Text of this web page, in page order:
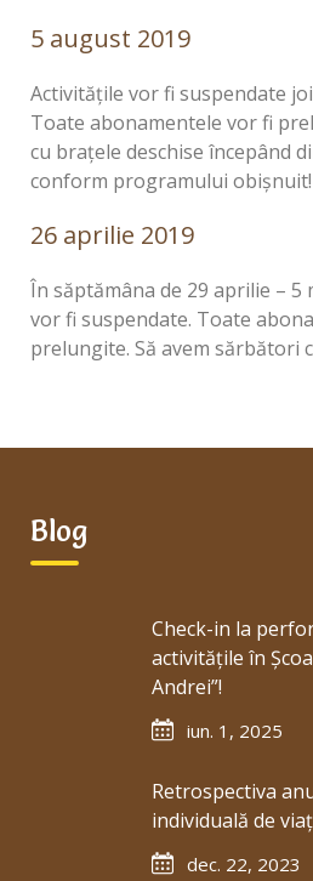
5 august 2019
Activitățile vor fi suspendate
Toate abonamentele vor fi
cu brațele deschise începând
conform programului obișnuit!
26 aprilie 2019
În săptămâna de 29 aprilie – 5
vor fi suspendate. Toate
prelungite. Să avem sărbători
Blog
Check-in la
activitățile în
Andrei”!
iun. 1, 2025
Retrospectiva
individuală de
dec. 22, 2023